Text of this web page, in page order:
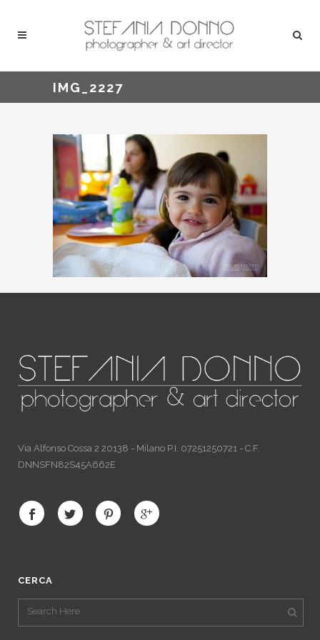
IMG_2227
Via Alfonso Cossa 2 20138 - Milano P.I. 07251250721 - C.F.
DNNSFN82S45A662E
CERCA